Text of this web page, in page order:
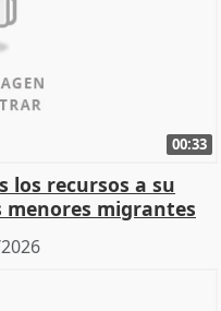
00:33
los recursos a su
menores migrantes